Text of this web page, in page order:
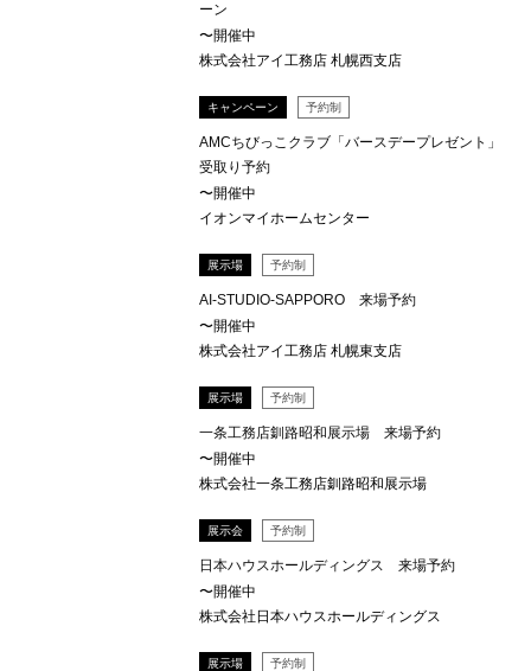
ーン
〜開催中
株式会社アイ工務店 札幌西支店
キャンペーン 予約制
AMCちびっこクラブ「バースデープレゼント」
受取り予約
〜開催中
イオンマイホームセンター
展示場 予約制
AI-STUDIO-SAPPORO 来場予約
〜開催中
株式会社アイ工務店 札幌東支店
展示場 予約制
一条工務店釧路昭和展示場 来場予約
〜開催中
株式会社一条工務店釧路昭和展示場
展示会 予約制
日本ハウスホールディングス 来場予約
〜開催中
株式会社日本ハウスホールディングス
展示場 予約制